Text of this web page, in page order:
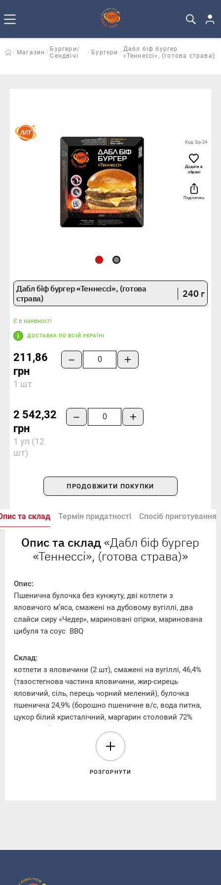
Магазин
Бургери/
Сендвічі
Бургери
Дабл біф бургер
«Теннессі», (готова страва)
Код: Бр-24
Додати в
обрані
Поділитись
Дабл біф бургер «Теннессі», (готова
страва)
240 г
Є в наявності
ДОСТАВКА ПО ВСІЙ УКРАЇНІ
211,86
грн
1 шт
2 542,32
грн
1 уп (12
шт)
ПРОДОВЖИТИ ПОКУПКИ
та склад Термін придатності Спосіб приготування
Опис та склад«Дабл біф бургер
«Теннессі», (готова страва)»
Опис:
Пшенична булочка без кунжуту, дві котлети з
яловичого мʼяса, смажені на дубовому вугіллі, два
слайси сиру «Чедер», мариновані огірки, маринована
цибуля та соус BBQ
Склад:
котлети з яловичини (2 шт), смажені на вугіллі, 46,4%
(тазостегнова частина яловичини, жир-сирець
яловичий, сіль, перець чорний мелений), булочка
пшенична 24,9% (борошно пшеничне в/с, вода питна,
цукор білий кристалічний, маргарин столовий 72%
дезодоровані, в натуральному та частково
гідрогенізованому вигляді, вода питна, сіль,
кислота сорбінова, ароматизатор «Масло», регулятор
сіль, молоко питне ультрапастеризоване 2,5% жиру
РОЗГОРНУТИ